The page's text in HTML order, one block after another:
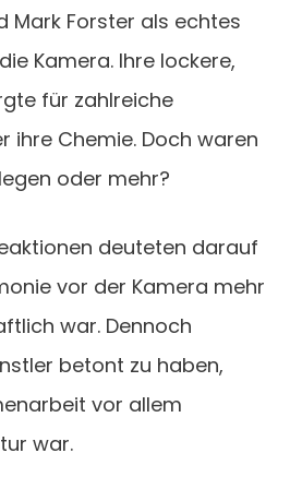
Mark Forster als echtes
Kamera. Ihre lockere,
für zahlreiche
ihre Chemie. Doch waren
oder mehr?
deuteten darauf
vor der Kamera mehr
war. Dennoch
betont zu haben,
vor allem
war.